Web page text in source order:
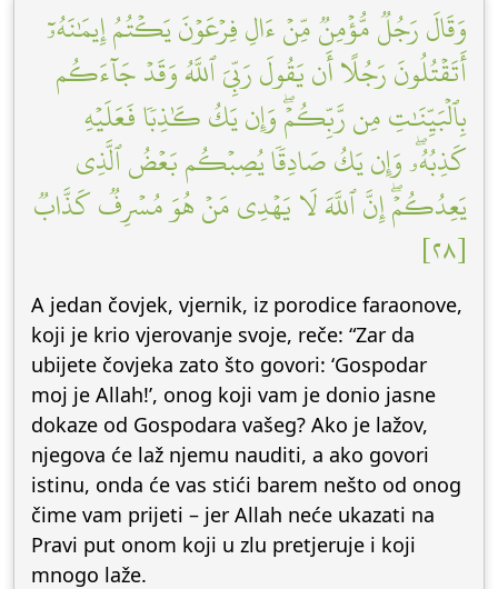
وَقَالَ رَجُلٞ مُّؤۡمِنٞ مِّنۡ ءَالِ فِرۡعَوۡنَ يَكۡتُمُ إِيمَٰنَهُۥٓ
أَتَقۡتُلُونَ رَجُلًا أَن يَقُولَ رَبِّيَ ٱللَّهُ وَقَدۡ جَآءَكُم
بِٱلۡبَيِّنَٰتِ مِن رَّبِّكُمۡۖ وَإِن يَكُ كَٰذِبٗا فَعَلَيۡهِ
كَذِبُهُۥۖ وَإِن يَكُ صَادِقٗا يُصِبۡكُم بَعۡضُ ٱلَّذِي
يَعِدُكُمۡۖ إِنَّ ٱللَّهَ لَا يَهۡدِي مَنۡ هُوَ مُسۡرِفٞ كَذَّابٞ
[٢٨]
A jedan čovjek, vjernik, iz porodice faraonove,
koji je krio vjerovanje svoje, reče: “Zar da
ubijete čovjeka zato što govori: ‘Gospodar
moj je Allah!’, onog koji vam je donio jasne
dokaze od Gospodara vašeg? Ako je lažov,
njegova će laž njemu nauditi, a ako govori
istinu, onda će vas stići barem nešto od onog
čime vam prijeti – jer Allah neće ukazati na
Pravi put onom koji u zlu pretjeruje i koji
mnogo laže.